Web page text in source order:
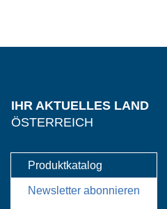
IHR AKTUELLES LAND
ÖSTERREICH
Produktkatalog
Newsletter abonnieren